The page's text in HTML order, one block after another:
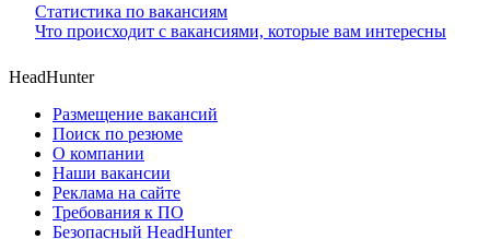
Статистика по вакансиям
Что происходит с вакансиями, которые вам интересны
HeadHunter
Размещение вакансий
Поиск по резюме
О компании
Наши вакансии
Реклама на сайте
Требования к ПО
Безопасный HeadHunter